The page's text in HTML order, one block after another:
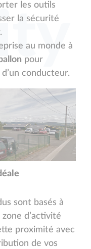
les outils
la sécurité
au monde à
pour
conducteur.
sont basés à
d’activité
proximité avec
de vos